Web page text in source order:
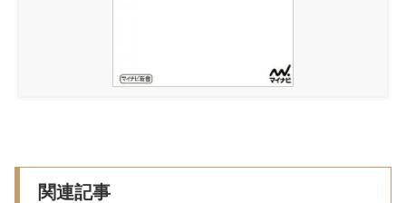
関連記事